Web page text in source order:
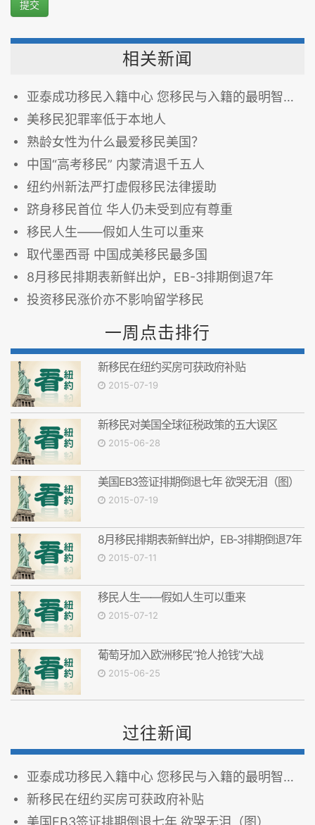
提交
相关新闻
亚泰成功移民入籍中心 您移民与入籍的最明智选择！
美移民犯罪率低于本地人
熟龄女性为什么最爱移民美国？
中国“高考移民” 内蒙清退千五人
纽约州新法严打虚假移民法律援助
跻身移民首位 华人仍未受到应有尊重
移民人生——假如人生可以重来
取代墨西哥 中国成美移民最多国
8月移民排期表新鲜出炉，EB-3排期倒退7年
投资移民涨价亦不影响留学移民
一周点击排行
新移民在纽约买房可获政府补贴
2015-07-19
新移民对美国全球征税政策的五大误区
2015-06-28
美国EB3签证排期倒退七年 欲哭无泪（图）
2015-07-19
8月移民排期表新鲜出炉，EB-3排期倒退7年
2015-07-11
移民人生——假如人生可以重来
2015-07-12
葡萄牙加入欧洲移民“抢人抢钱”大战
2015-06-25
过往新闻
亚泰成功移民入籍中心 您移民与入籍的最明智选择！
新移民在纽约买房可获政府补贴